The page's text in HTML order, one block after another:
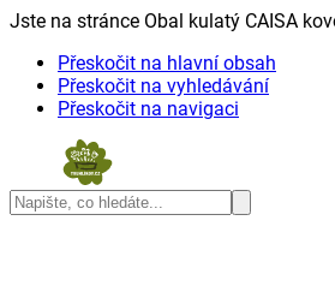
Jste na stránce Obal kulatý CAISA
Přeskočit na hlavní obsah
Přeskočit na vyhledávání
Přeskočit na navigaci